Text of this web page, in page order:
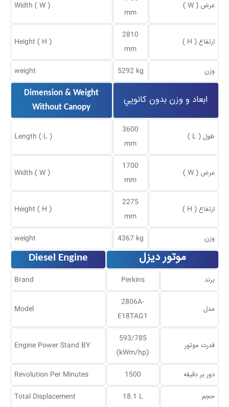
عرض ( W )
mm
Width ( W )
ارتفاع ( H )
2810
mm
Height ( H )
وزن 5292 kg
weight
ابعاد و وزن بدون كانوپي
Dimension & Weight
Without Canopy
طول ( L )
3600
mm
Length ( L )
عرض ( W )
1700
mm
Width ( W )
ارتفاع ( H )
2275
mm
Height ( H )
وزن 4367 kg
weight
موتور دیزل Diesel Engine
برند Perkins
Brand
مدل
2806A-
E18TAG1
Model
قدرت موتور
593/785
(kWm/hp)
Engine Power Stand BY
دور بر دقیقه 1500
Revolution Per Minutes
حجم 18.1 L
Total Displacement